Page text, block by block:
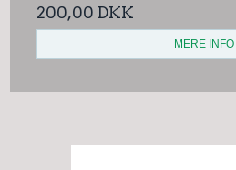
200,00 DKK
MERE INFO